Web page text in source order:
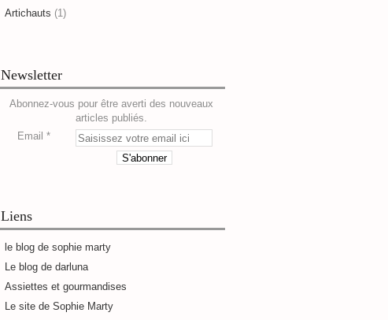
Artichauts (1)
Newsletter
Abonnez-vous pour être averti des nouveaux
articles publiés.
Email
Liens
le blog de sophie marty
Le blog de darluna
Assiettes et gourmandises
Le site de Sophie Marty